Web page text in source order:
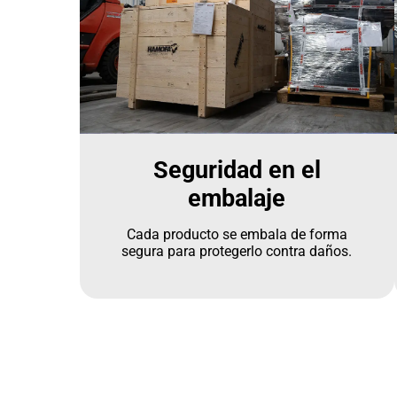
Seguridad en el
embalaje
Cada producto se embala de forma
segura para protegerlo contra daños.